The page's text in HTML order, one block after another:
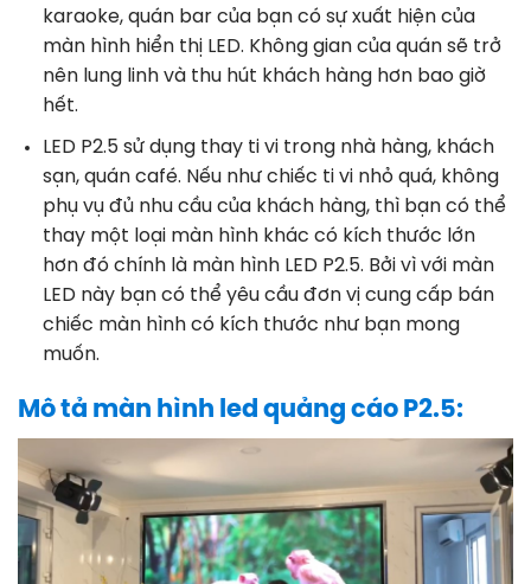
karaoke, quán bar của bạn có sự xuất hiện của
màn hình hiển thị LED. Không gian của quán sẽ trở
nên lung linh và thu hút khách hàng hơn bao giờ
hết.
LED P2.5 sử dụng thay ti vi trong nhà hàng, khách
sạn, quán café. Nếu như chiếc ti vi nhỏ quá, không
phụ vụ đủ nhu cầu của khách hàng, thì bạn có thể
thay một loại màn hình khác có kích thước lớn
hơn đó chính là màn hình LED P2.5. Bởi vì với màn
LED này bạn có thể yêu cầu đơn vị cung cấp bán
chiếc màn hình có kích thước như bạn mong
muốn.
Mô tả màn hình led quảng cáo P2.5: